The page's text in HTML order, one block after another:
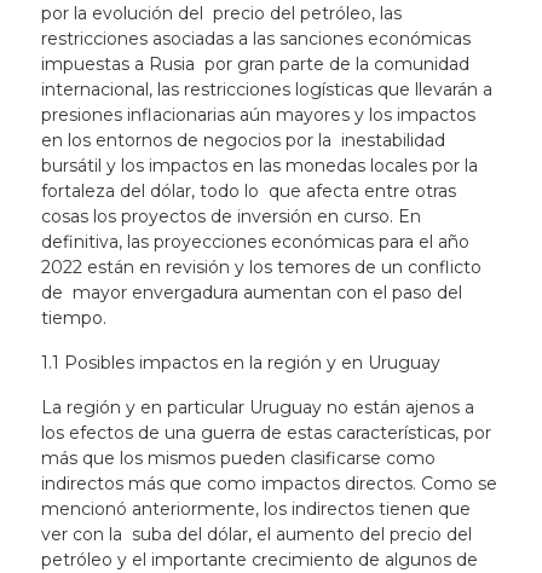
por la evolución del precio del petróleo, las
restricciones asociadas a las sanciones económicas
impuestas a Rusia por gran parte de la comunidad
internacional, las restricciones logísticas que llevarán a
presiones inflacionarias aún mayores y los impactos
en los entornos de negocios por la inestabilidad
bursátil y los impactos en las monedas locales por la
fortaleza del dólar, todo lo que afecta entre otras
cosas los proyectos de inversión en curso. En
definitiva, las proyecciones económicas para el año
2022 están en revisión y los temores de un conflicto
de mayor envergadura aumentan con el paso del
tiempo.
1.1 Posibles impactos en la región y en Uruguay
La región y en particular Uruguay no están ajenos a
los efectos de una guerra de estas características, por
más que los mismos pueden clasificarse como
indirectos más que como impactos directos. Como se
mencionó anteriormente, los indirectos tienen que
ver con la suba del dólar, el aumento del precio del
petróleo y el importante crecimiento de algunos de